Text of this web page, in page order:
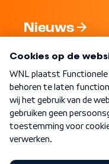
Nieuws
Nieuwsbrief
Word Lid